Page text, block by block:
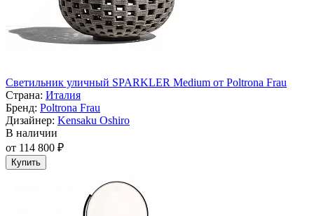
Светильник уличный SPARKLER Medium от Poltrona Frau
Страна: Италия
Бренд: Poltrona Frau
Дизайнер: Kensaku Oshiro
В наличии
от 114 800 ₽
Купить